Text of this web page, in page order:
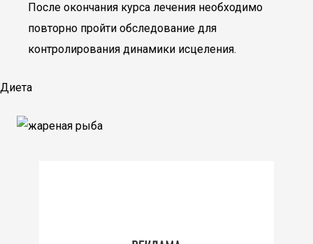
После окончания курса лечения необходимо
повторно пройти обследование для
контролирования динамики исцеления.
Диета